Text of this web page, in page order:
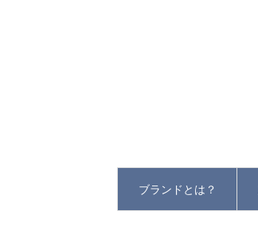
ブランドとは？